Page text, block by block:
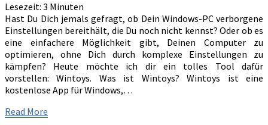
Lesezeit: 3 Minuten
Hast Du Dich jemals gefragt, ob Dein Windows-PC verborgene
Einstellungen bereithält, die Du noch nicht kennst? Oder ob es
eine einfachere Möglichkeit gibt, Deinen Computer zu
optimieren, ohne Dich durch komplexe Einstellungen zu
kämpfen? Heute möchte ich dir ein tolles Tool dafür
vorstellen: Wintoys. Was ist Wintoys? Wintoys ist eine
kostenlose App für Windows,…
Read More